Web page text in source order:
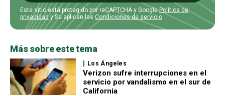
Este sitio está protegido por reCAPTCHA y GooglePolítica de
privacidady Se aplican las Condiciones de servicio.
Más sobre este tema
Los Ángeles
Verizon sufre interrupciones en el
servicio por vandalismo en el sur de
California